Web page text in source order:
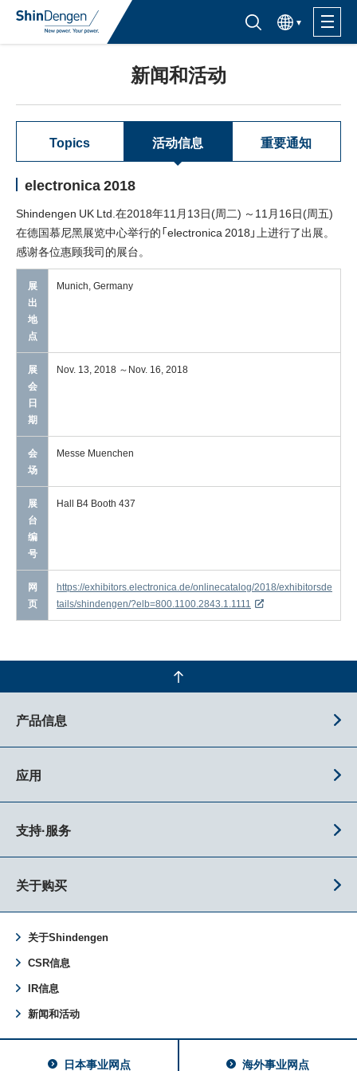
半导体产品检索入口
한국어
应用
关于购买
CSR信息
新闻和活动
联系我们
新闻和活动
Topics 活动信息 重要通知
electronica 2018
Shindengen UK Ltd.在2018年11月13日(周二) ～11月16日(周五)
在德国慕尼黑展览中心举行的「electronica 2018」上进行了出展。
感谢各位惠顾我司的展台。
展
出
地
点
Munich, Germany
展
会
日
期
Nov. 13, 2018 ～Nov. 16, 2018
会
场
Messe Muenchen
展
台
编
号
Hall B4 Booth 437
网
页
https://exhibitors.electronica.de/onlinecatalog/2018/exhibitorsde
tails/shindengen/?elb=800.1100.2843.1.1111
产品信息
应用
支持·服务
关于购买
关于Shindengen
CSR信息
IR信息
新闻和活动
日本事业网点 海外事业网点